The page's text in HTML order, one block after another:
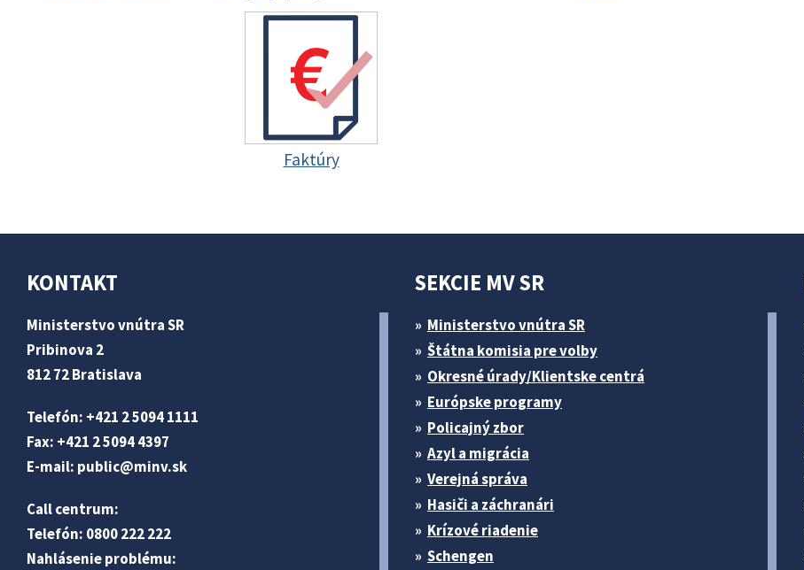
Faktúry
KONTAKT
Ministerstvo vnútra SR
Pribinova 2
812 72 Bratislava
Telefón: +421 2 5094 1111
Fax: +421 2 5094 4397
E-mail: public@minv.sk
Call centrum:
Telefón: 0800 222 222
Nahlásenie problému:
SEKCIE MV SR
Ministerstvo vnútra SR
Štátna komisia pre volby
Okresné úrady/Klientske centrá
Európske programy
Policajný zbor
Azyl a migrácia
Verejná správa
Hasiči a záchranári
Krízové riadenie
Schengen